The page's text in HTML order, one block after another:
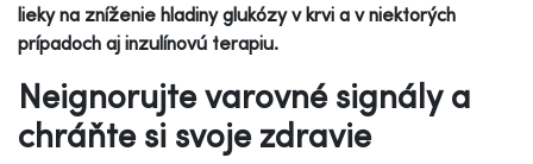
lieky na zníženie hladiny glukózy v krvi a v niektorých
prípadoch aj inzulínovú terapiu.
Neignorujte varovné signály a
chráňte si svoje zdravie